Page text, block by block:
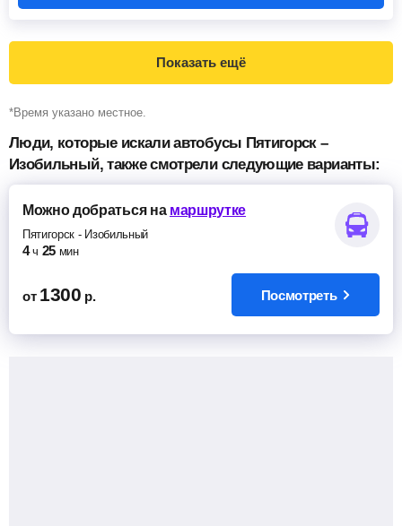
Показать ещё
*Время указано местное.
Люди, которые искали автобусы Пятигорск –
Изобильный, также смотрели следующие варианты:
Можно добратьсяна маршрутке
Пятигорск - Изобильный
4 ч 25 мин
от 1300 р. Посмотреть